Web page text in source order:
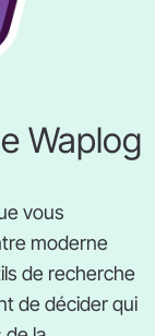
Waplog
vous
moderne
de recherche
de décider qui